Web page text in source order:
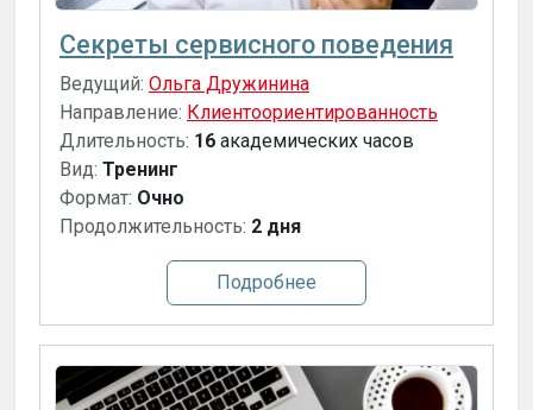
Секреты сервисного поведения
Ведущий: Ольга Дружинина
Направление: Клиентоориентированность
Длительность: 16 академических часов
Вид: Тренинг
Формат: Очно
Продолжительность: 2 дня
Подробнее